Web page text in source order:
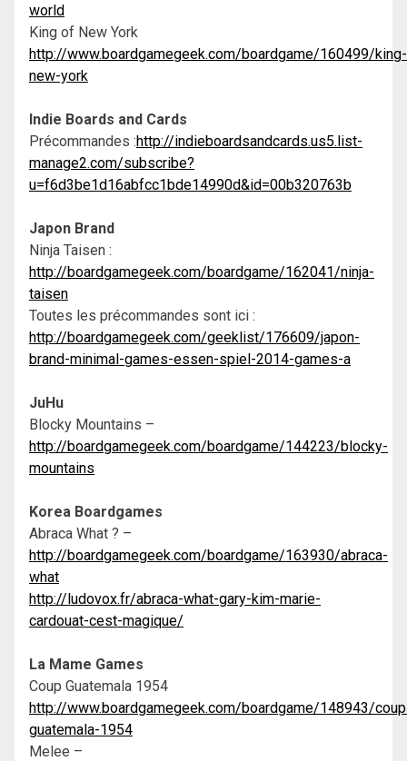
world
King of New York
http://www.boardgamegeek.com/boardgame/160499/king-
new-york
Indie Boards and Cards
Précommandes :http://indieboardsandcards.us5.list-
manage2.com/subscribe?
u=f6d3be1d16abfcc1bde14990d&id=00b320763b
Japon Brand
Ninja Taisen :
http://boardgamegeek.com/boardgame/162041/ninja-
taisen
Toutes les précommandes sont ici :
http://boardgamegeek.com/geeklist/176609/japon-
brand-minimal-games-essen-spiel-2014-games-a
JuHu
Blocky Mountains –
http://boardgamegeek.com/boardgame/144223/blocky-
mountains
Korea Boardgames
Abraca What ? –
http://boardgamegeek.com/boardgame/163930/abraca-
what
http://ludovox.fr/abraca-what-gary-kim-marie-
cardouat-cest-magique/
La Mame Games
Coup Guatemala 1954
http://www.boardgamegeek.com/boardgame/148943/
guatemala-1954
Melee –